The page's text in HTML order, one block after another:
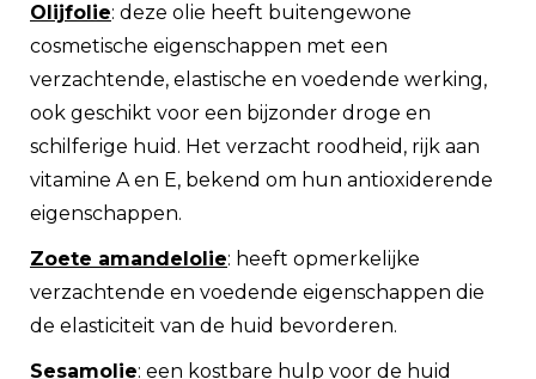
Olijfolie: deze olie heeft buitengewone
cosmetische eigenschappen met een
verzachtende, elastische en voedende werking,
ook geschikt voor een bijzonder droge en
schilferige huid. Het verzacht roodheid, rijk aan
vitamine A en E, bekend om hun antioxiderende
eigenschappen.
Zoete amandelolie: heeft opmerkelijke
verzachtende en voedende eigenschappen die
de elasticiteit van de huid bevorderen.
Sesamolie: een kostbare hulp voor de huid